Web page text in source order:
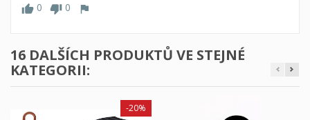
0
0
16 DALŠÍCH PRODUKTŮ VE STEJNÉ
KATEGORII:
-20%